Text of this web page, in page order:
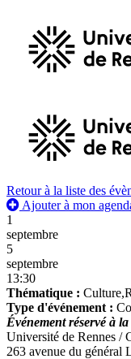
Retour à la liste des
Ajouter à mon
1
septembre
5
septembre
13:30
Thématique :
Type d'événement :
Événement réservé à
Université de Rennes /
263 avenue du général